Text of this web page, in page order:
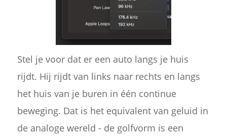
Stel je voor dat er een auto langs je huis
rijdt. Hij rijdt van links naar rechts en langs
het huis van je buren in één continue
beweging. Dat is het equivalent van geluid in
de analoge wereld - de golfvorm is een